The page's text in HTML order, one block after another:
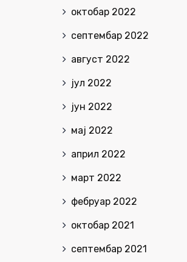
октобар 2022
септембар 2022
август 2022
јул 2022
јун 2022
мај 2022
април 2022
март 2022
фебруар 2022
октобар 2021
септембар 2021